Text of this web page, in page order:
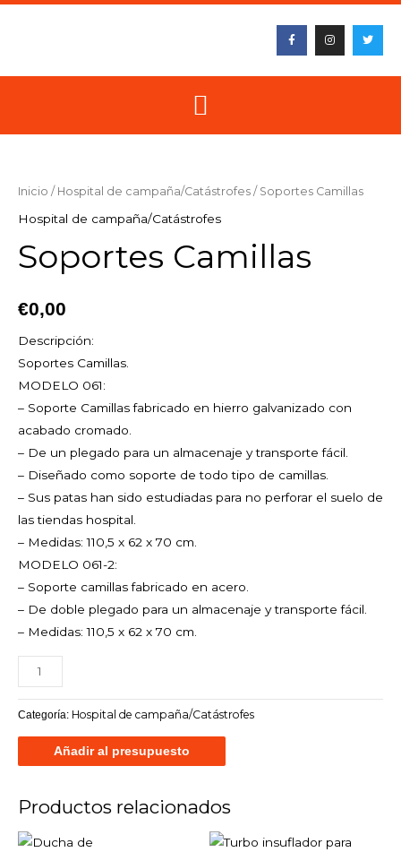
F
a
I
n
T
w
Inicio / Hospital de campaña/Catástrofes / Soportes Camillas
Hospital de campaña/Catástrofes
Soportes Camillas
€0,00
Descripción:
Soportes Camillas.
MODELO 061:
– Soporte Camillas fabricado en hierro galvanizado con
acabado cromado.
– De un plegado para un almacenaje y transporte fácil.
– Diseñado como soporte de todo tipo de camillas.
– Sus patas han sido estudiadas para no perforar el suelo de
las tiendas hospital.
– Medidas: 110,5 x 62 x 70 cm.
MODELO 061-2:
– Soporte camillas fabricado en acero.
– De doble plegado para un almacenaje y transporte fácil.
– Medidas: 110,5 x 62 x 70 cm.
cantidad
Categoría: Hospital de campaña/Catástrofes
Añadir al presupuesto
Productos relacionados